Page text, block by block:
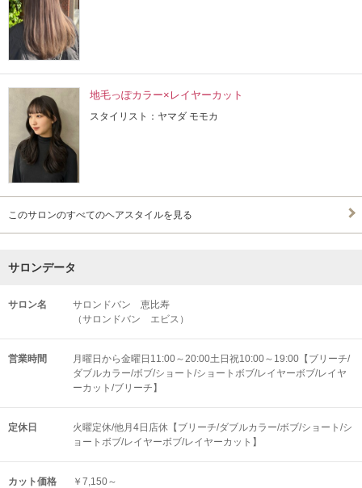
地毛っぽカラー×レイヤーカット
スタイリスト：ヤマダ モモカ
このサロンのすべてのヘアスタイルを見る
サロンデータ
サロン名
サロンドバン 恵比寿
（サロンドバン エビス）
営業時間
月曜日から金曜日11:00～20:00土日祝10:00～19:00【ブリーチ/
ダブルカラー/ボブ/ショート/ショートボブ/レイヤーボブ/レイヤ
ーカット/ブリーチ】
定休日
火曜定休/他月4日店休【ブリーチ/ダブルカラー/ボブ/ショート/シ
ョートボブ/レイヤーボブ/レイヤーカット】
カット価格 ￥7,150～